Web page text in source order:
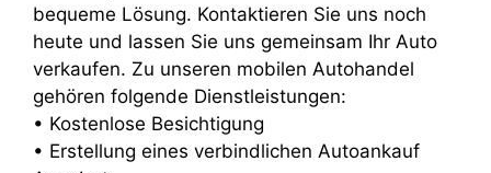
bequeme Lösung. Kontaktieren Sie uns noch
heute und lassen Sie uns gemeinsam Ihr Auto
verkaufen. Zu unseren mobilen Autohandel
gehören folgende Dienstleistungen:
• Kostenlose Besichtigung
• Erstellung eines verbindlichen Autoankauf